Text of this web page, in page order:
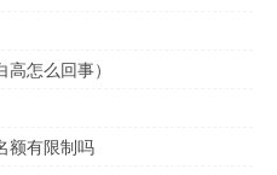
怎么回事）
额有限制吗